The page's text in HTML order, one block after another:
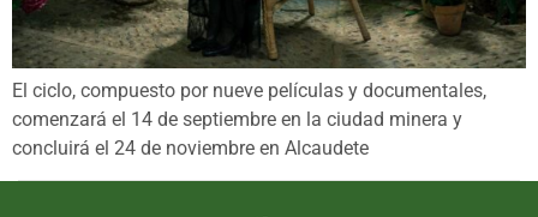
El ciclo, compuesto por nueve películas y documentales,
comenzará el 14 de septiembre en la ciudad minera y
concluirá el 24 de noviembre en Alcaudete